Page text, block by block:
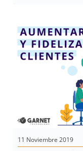
que muy pronto
11 Noviembre 2019